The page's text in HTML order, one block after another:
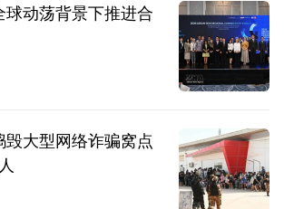
动荡背景下推进合
大型网络诈骗窝点